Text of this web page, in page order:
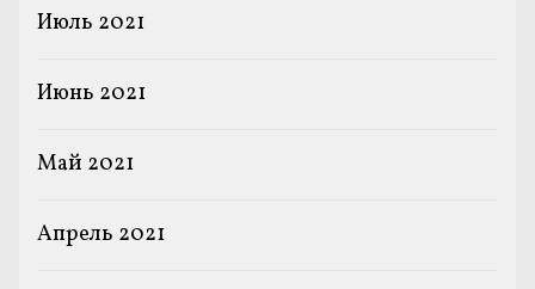
Июль 2021
Июнь 2021
Май 2021
Апрель 2021